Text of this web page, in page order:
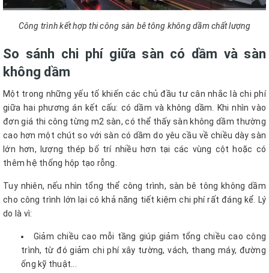
Công trình kết hợp thi công sàn bê tông không dầm chất lượng
So sánh chi phí giữa sàn có dầm và sàn
không dầm
Một trong những yếu tố khiến các chủ đầu tư cân nhắc là chi phí
giữa hai phương án kết cấu: có dầm và không dầm. Khi nhìn vào
đơn giá thi công từng m2 sàn, có thể thấy sàn không dầm thường
cao hơn một chút so với sàn có dầm do yêu cầu về chiều dày sàn
lớn hơn, lượng thép bố trí nhiều hơn tại các vùng cột hoặc có
thêm hệ thống hộp tạo rỗng.
Tuy nhiên, nếu nhìn tổng thể công trình, sàn bê tông không dầm
cho công trình lớn lại có khả năng tiết kiệm chi phí rất đáng kể. Lý
do là vì:
Giảm chiều cao mỗi tầng giúp giảm tổng chiều cao công
trình, từ đó giảm chi phí xây tường, vách, thang máy, đường
ống kỹ thuật...